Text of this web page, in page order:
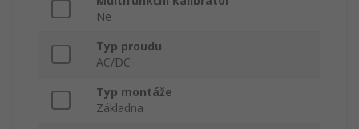
Ne
Typ proudu
AC/DC
Typ montáže
Základna